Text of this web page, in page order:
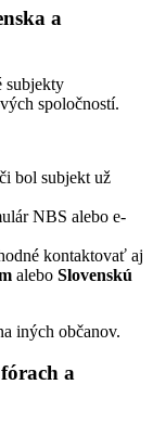
a
subjekty
spoločností.
bol subjekt už
NBS alebo e-
kontaktovať aj
alebo Slovenskú
iných občanov.
a